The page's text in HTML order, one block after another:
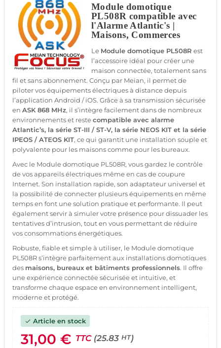
Module domotique
PL508R compatible avec
l'Alarme Atlantic's |
Maisons, Commerces
Le Module domotique PL508R est
l’accessoire idéal pour créer une
maison connectée, totalement sans
fil et sans abonnement. Conçu par Meian, il permet de
piloter vos équipements électriques à distance depuis
l’application Android / iOS. Grâce à sa transmission sécurisée
en ASK 868 MHz, il s’intègre facilement dans de nombreux
environnements et restecompatible avec alarme
Atlantic’s, la série ST-III / ST-V, la série NEOS KIT et la série
IPEOS / ATEOS KIT, ce qui garantit une installation souple et
polyvalente pour les maisons comme pour les bureaux.
Avec le Module domotique PL508R, vous gardez le contrôle
de vos appareils électriques même en cas de coupure
Internet. Son installation rapide, son adaptateur universel et
la possibilité de connecter plusieurs équipements en même
temps en font une solution pratique et performante. Il peut
également servir à simuler votre présence pour dissuader les
tentatives d’intrusion, tout en vous permettant de réduire
vos consommations énergétiques.
Robuste, fiable et simple à utiliser, le Module domotique
PL508R s’intègre parfaitement aux installations domotiques
des maisons, bureaux et bâtiments professionnels. Il offre
une expérience connectée sécurisée et intuitive, et
transforme chaque espace en environnement intelligent,
moderne et protégé.
check Article en stock
31,00 € TTC (25.83 HT)